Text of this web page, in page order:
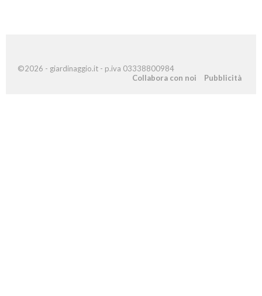
©2026 - giardinaggio.it - p.iva 03338800984
Collabora con noi
Pubblicità